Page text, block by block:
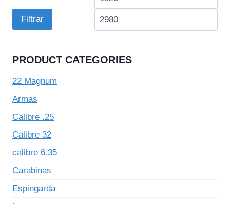
Filtrar
PRODUCT CATEGORIES
22 Magnum
Armas
Calibre .25
Calibre 32
calibre 6.35
Carabinas
Espingarda